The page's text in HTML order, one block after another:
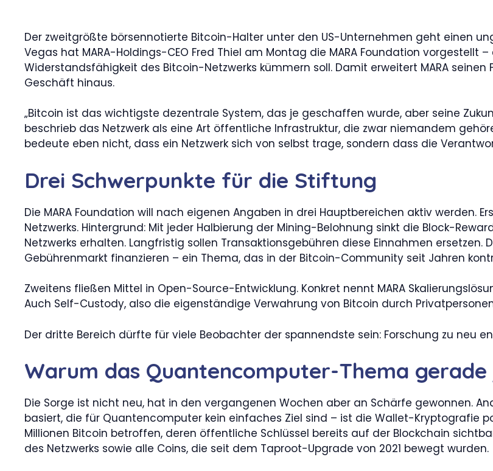
Der zweitgrößte börsennotierte Bitcoin-Halter unter den US-Unternehmen geht einen
Vegas hat MARA-Holdings-CEO Fred Thiel am Montag die MARA Foundation
Widerstandsfähigkeit des Bitcoin-Netzwerks kümmern soll. Damit erweitert MARA
Geschäft hinaus.
„Bitcoin ist das wichtigste dezentrale System, das je geschaffen wurde, aber seine
beschrieb das Netzwerk als eine Art öffentliche Infrastruktur, die zwar niemandem
bedeute eben nicht, dass ein Netzwerk sich von selbst trage, sondern dass die
Drei Schwerpunkte für die Stiftung
Die MARA Foundation will nach eigenen Angaben in drei Hauptbereichen aktiv werden.
Netzwerks. Hintergrund: Mit jeder Halbierung der Mining-Belohnung sinkt die Block-
Netzwerks erhalten. Langfristig sollen Transaktionsgebühren diese Einnahmen
Gebührenmarkt finanzieren – ein Thema, das in der Bitcoin-Community seit Jahren
Zweitens fließen Mittel in Open-Source-Entwicklung. Konkret nennt MARA
Auch Self-Custody, also die eigenständige Verwahrung von Bitcoin durch
Der dritte Bereich dürfte für viele Beobachter der spannendste sein: Forschung zu neu
Warum das Quantencomputer-Thema
Die Sorge ist nicht neu, hat in den vergangenen Wochen aber an Schärfe gewonnen.
basiert, die für Quantencomputer kein einfaches Ziel sind – ist die Wallet-Kryptografie
Millionen Bitcoin betroffen, deren öffentliche Schlüssel bereits auf der Blockchain
des Netzwerks sowie alle Coins, die seit dem Taproot-Upgrade von 2021 bewegt wurden.